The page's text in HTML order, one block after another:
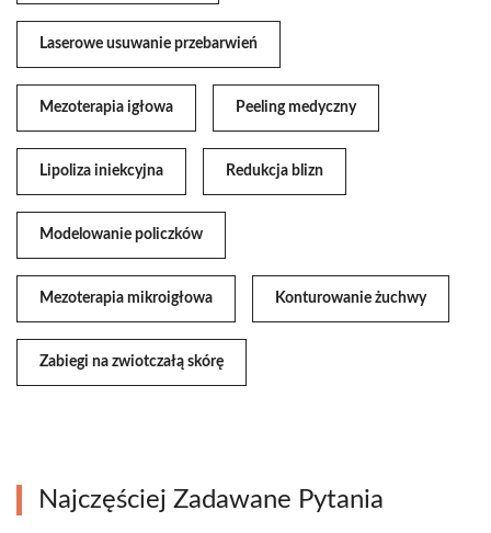
Laserowe usuwanie przebarwień
Mezoterapia igłowa Peeling medyczny
Lipoliza iniekcyjna Redukcja blizn
Modelowanie policzków
Mezoterapia mikroigłowa Konturowanie żuchwy
Zabiegi na zwiotczałą skórę
Najczęściej Zadawane Pytania